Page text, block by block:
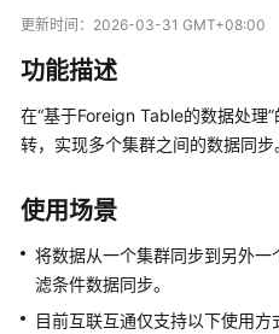
动
务
公
品
介
绍
更新时间： 2026-03-31 GMT+08:00
功能描述
在“基于Foreign Table的数据处理
转，实现多个集群之间的数据同步
使用场景
将数据从一个集群同步到另外
滤条件数据同步。
目前互联互通仅支持以下使用